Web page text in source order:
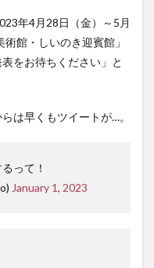
年4月28日（金）～5月
館・しいのき迎賓館」
をお待ちください」と
は早くもツイートが…。
って！
January 1, 2023